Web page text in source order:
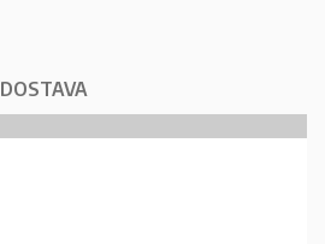
DOSTAVA